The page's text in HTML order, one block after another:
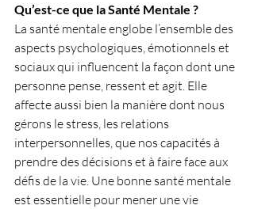
Qu’est-ce que la Santé Mentale ?
La santé mentale englobe l’ensemble des
aspects psychologiques, émotionnels et
sociaux qui influencent la façon dont une
personne pense, ressent et agit. Elle
affecte aussi bien la manière dont nous
gérons le stress, les relations
interpersonnelles, que nos capacités à
prendre des décisions et à faire face aux
défis de la vie. Une bonne santé mentale
est essentielle pour mener une vie